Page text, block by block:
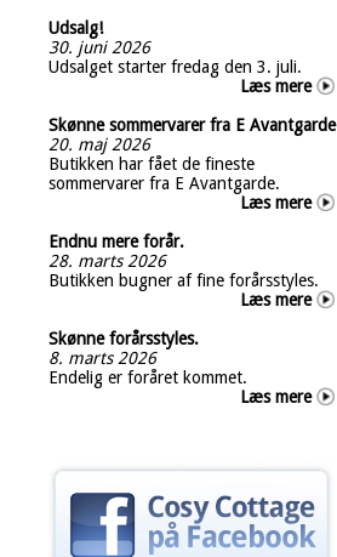
Udsalg!
30. juni 2026
Udsalget starter fredag den 3. juli.
Læs mere
Skønne sommervarer fra E Avantgarde
20. maj 2026
Butikken har fået de fineste
sommervarer fra E Avantgarde.
Læs mere
Endnu mere forår.
28. marts 2026
Butikken bugner af fine forårsstyles.
Læs mere
Skønne forårsstyles.
8. marts 2026
Endelig er foråret kommet.
Læs mere